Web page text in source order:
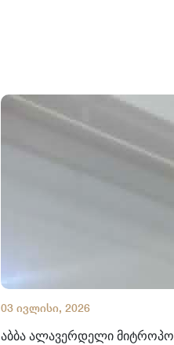
03 ივლისი, 2026
აბბა ალავერდელი